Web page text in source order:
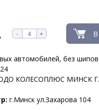
- +
автомобилей, без шипов
24
КОЛЕСОПЛЮС МИНСК
г.Минск ул.Захарова 104